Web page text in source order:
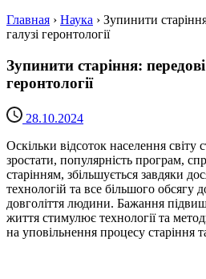
Главная › Наука › Зупинити
галузі геронтології
Зупинити старіння:
геронтології
28.10.2024
Оскільки відсоток населення
зростати, популярність програм,
старінням, збільшується завдяки
технологій та все більшого обсягу
довголіття людини. Бажання
життя стимулює технології та
на уповільнення процесу старіння